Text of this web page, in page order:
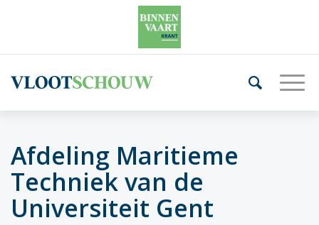
Afdeling Maritieme
Techniek van de
Universiteit Gent